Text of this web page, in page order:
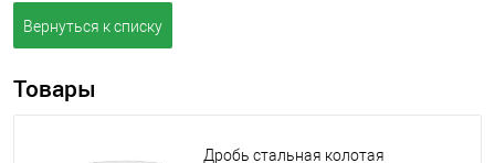
Вернуться к списку
Товары
Дробь стальная колотая